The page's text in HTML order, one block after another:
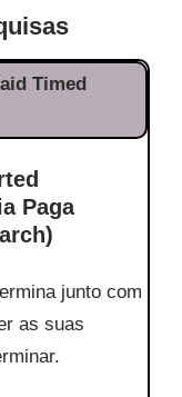
Timed
Paga
junto com
as suas